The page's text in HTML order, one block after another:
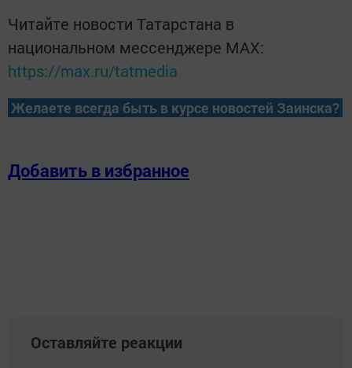
Читайте новости Татарстана в
национальном мессенджере MАХ:
https://max.ru/tatmedia
Желаете всегда быть в курсе новостей Заинска?
Добавить в избранное
Оставляйте реакции